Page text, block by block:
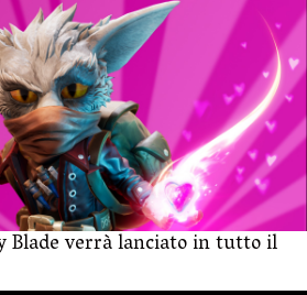
Blade verrà lanciato in tutto il